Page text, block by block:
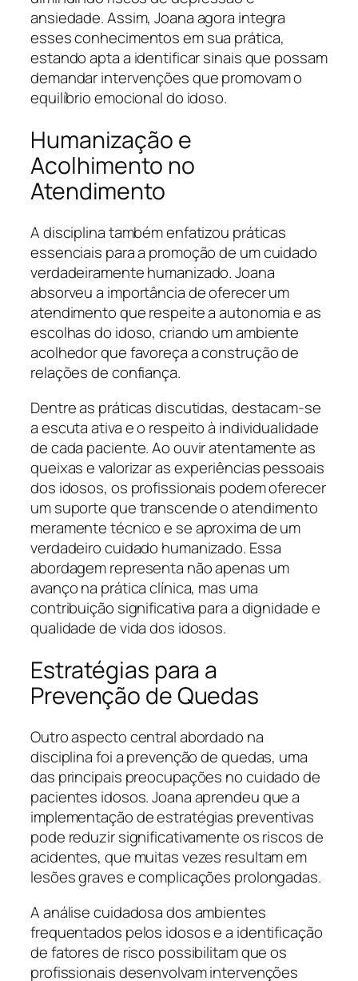
ansiedade. Assim, Joana agora integra
esses conhecimentos em sua prática,
estando apta a identificar sinais que possam
demandar intervenções que promovam o
equilíbrio emocional do idoso.
Humanização e
Acolhimento no
Atendimento
A disciplina também enfatizou práticas
essenciais para a promoção de um cuidado
verdadeiramente humanizado. Joana
absorveu a importância de oferecer um
atendimento que respeite a autonomia e as
escolhas do idoso, criando um ambiente
acolhedor que favoreça a construção de
relações de confiança.
Dentre as práticas discutidas, destacam-se
a escuta ativa e o respeito à individualidade
de cada paciente. Ao ouvir atentamente as
queixas e valorizar as experiências pessoais
dos idosos, os profissionais podem oferecer
um suporte que transcende o atendimento
meramente técnico e se aproxima de um
verdadeiro cuidado humanizado. Essa
abordagem representa não apenas um
avanço na prática clínica, mas uma
contribuição significativa para a dignidade e
qualidade de vida dos idosos.
Estratégias para a
Prevenção de Quedas
Outro aspecto central abordado na
disciplina foi a prevenção de quedas, uma
das principais preocupações no cuidado de
pacientes idosos. Joana aprendeu que a
implementação de estratégias preventivas
pode reduzir significativamente os riscos de
acidentes, que muitas vezes resultam em
lesões graves e complicações prolongadas.
A análise cuidadosa dos ambientes
frequentados pelos idosos e a identificação
de fatores de risco possibilitam que os
profissionais desenvolvam intervenções